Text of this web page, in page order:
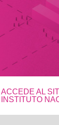
ACCEDE AL
INSTITUTO